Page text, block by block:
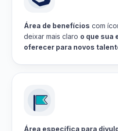
Área de benefícios com
deixar mais claro o que sua
oferecer para novos
Área específica para